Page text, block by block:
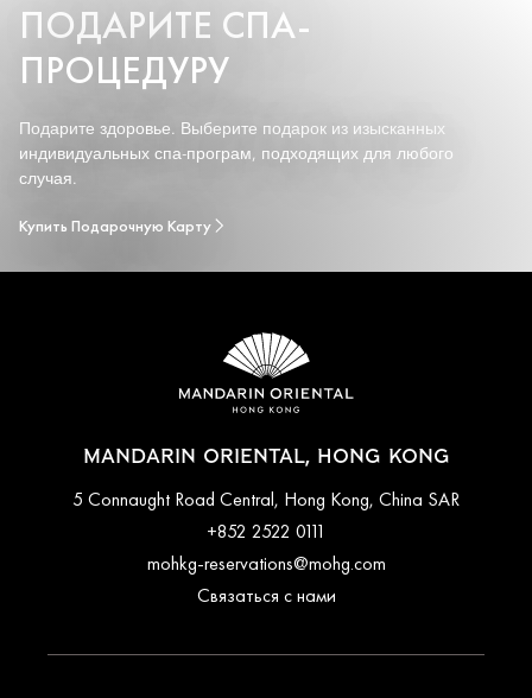
ПОДАРИТЕ СПА-
ПРОЦЕДУРУ
Подарите здоровье. Выберите подарок из изысканных
индивидуальных спа-програм, подходящих для любого
случая.
Купить Подарочную Карту
MANDARIN ORIENTAL, HONG KONG
5 Connaught Road Central, Hong Kong, China SAR
+852 2522 0111
mohkg-reservations@mohg.com
Связаться с нами